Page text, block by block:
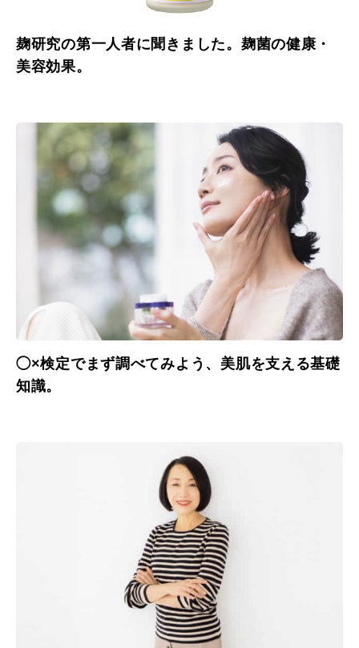
麹研究の第一人者に聞きました。麹菌の健康・
美容効果。
◯×検定でまず調べてみよう、美肌を支える基礎
知識。